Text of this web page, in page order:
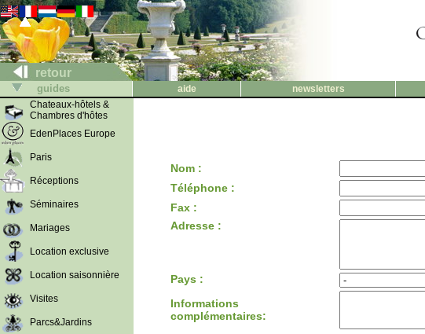
retour
guides aide newsletters
Chateaux-hôtels &
Chambres d'hôtes
EdenPlaces Europe
Paris
Réceptions
Séminaires
Mariages
Location exclusive
Location saisonnière
Visites
Parcs&Jardins
Nom :
Téléphone :
Fax :
Adresse :
Pays :
Informations
complémentaires: